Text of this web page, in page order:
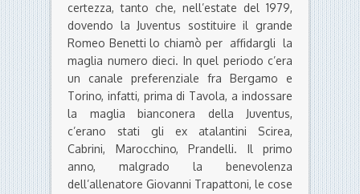
certezza, tanto che, nell’estate del 1979,
dovendo la Juventus sostituire il grande
Romeo Benetti lo chiamò per affidargli la
maglia numero dieci. In quel periodo c’era
un canale preferenziale fra Bergamo e
Torino, infatti, prima di Tavola, a indossare
la maglia bianconera della Juventus,
c’erano stati gli ex atalantini Scirea,
Cabrini, Marocchino, Prandelli. Il primo
anno, malgrado la benevolenza
dell’allenatore Giovanni Trapattoni, le cose